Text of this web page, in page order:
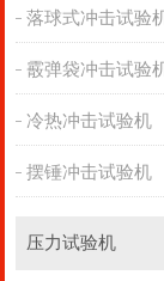
落球式冲击试验
霰弹袋冲击试验
冷热冲击试验机
摆锤冲击试验机
压力试验机